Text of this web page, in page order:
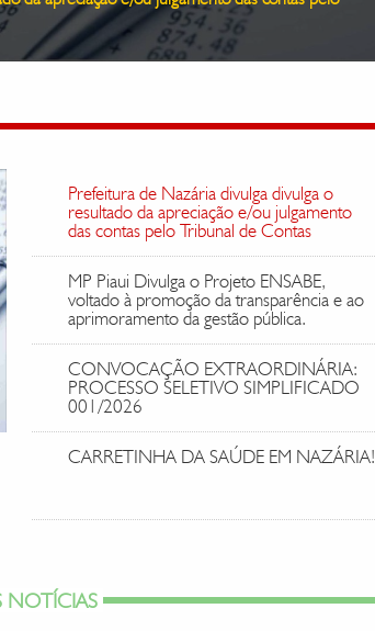
DE DEFESA DO PATRIMÔNIO PÚBLICO E DA
DE JUSTIÇA
Prefeitura de Nazária divulga divulga o
resultado da apreciação e/ou julgamento
das contas pelo Tribunal de Contas
MP Piaui Divulga o Projeto ENSABE,
voltado à promoção da transparência e ao
aprimoramento da gestão pública.
CONVOCAÇÃO EXTRAORDINÁRIA:
PROCESSO SELETIVO SIMPLIFICADO
001/2026
CARRETINHA DA SAÚDE EM NAZÁRIA!
NOTÍCIAS